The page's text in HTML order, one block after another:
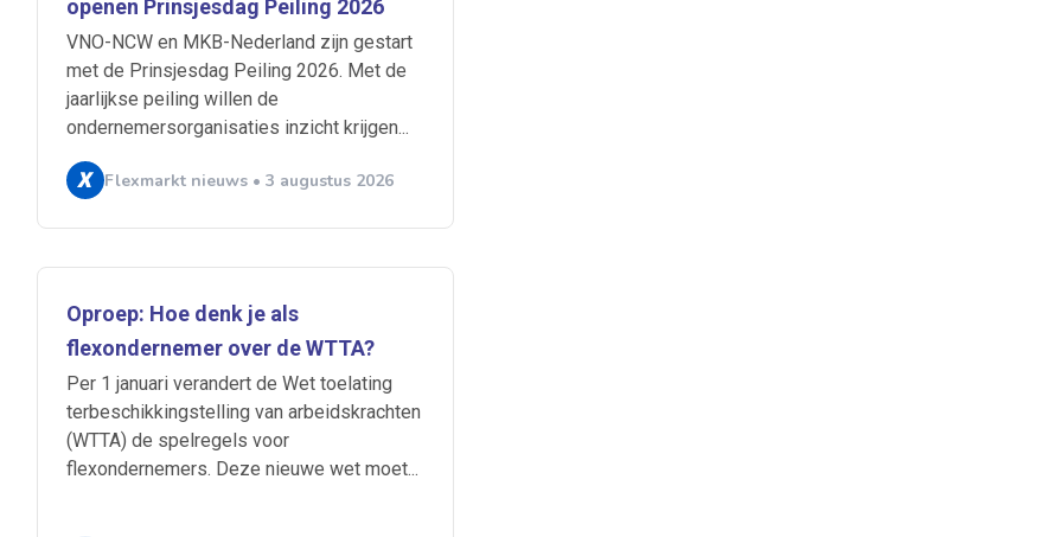
openen Prinsjesdag Peiling 2026
VNO-NCW en MKB-Nederland zijn gestart
met de Prinsjesdag Peiling 2026. Met de
jaarlijkse peiling willen de
ondernemersorganisaties inzicht krijgen...
Flexmarkt nieuws • 3 augustus 2026
Oproep: Hoe denk je als
flexondernemer over de WTTA?
Per 1 januari verandert de Wet toelating
terbeschikkingstelling van arbeidskrachten
(WTTA) de spelregels voor
flexondernemers. Deze nieuwe wet moet...
ZiPconomy